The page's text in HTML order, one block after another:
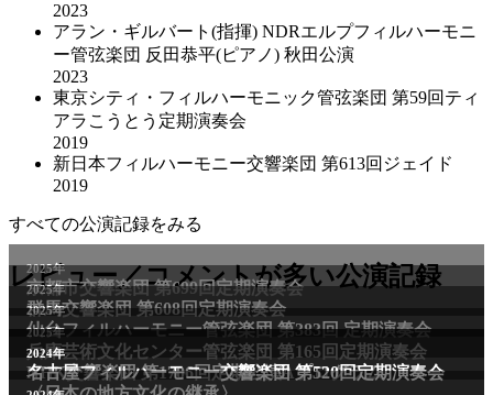
2023
アラン・ギルバート(指揮) NDRエルプフィルハーモニ
ー管弦楽団 反田恭平(ピアノ) 秋田公演
2023
東京シティ・フィルハーモニック管弦楽団 第59回ティ
アラこうとう定期演奏会
2019
新日本フィルハーモニー交響楽団 第613回ジェイド
2019
すべての公演記録をみる
レビュー／コメントが多い公演記録
2025年
京都市交響楽団 第699回定期演奏会
2025年
群馬交響楽団 第608回定期演奏会
2025年
仙台フィルハーモニー管弦楽団 第383回 定期演奏会
2025年
兵庫芸術文化センター管弦楽団 第165回定期演奏会
2011年
NHK交響楽団 第1706回定期公演Aプログラム
2024年
名古屋フィルハーモニー交響楽団 第520回定期演奏会